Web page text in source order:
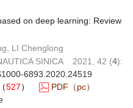
on deep learning: Review
LI Chenglong
SINICA 2021, 42 (4):
6893.2020.24519
（527）
PDF（pc）